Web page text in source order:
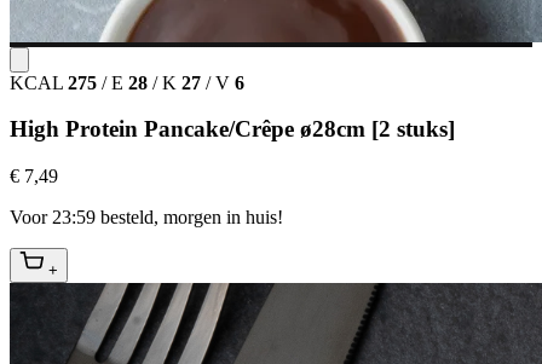
KCAL 275 / E 28 / K 27 / V 6
High Protein Pancake/Crêpe ø28cm [2 stuks]
€ 7,49
Voor 23:59 besteld, morgen in huis!
+